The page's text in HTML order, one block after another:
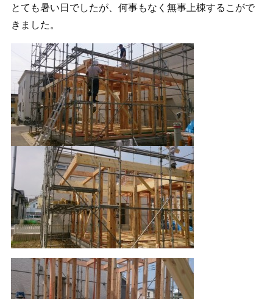
とても暑い日でしたが、何事もなく無事上棟するこがで
きました。